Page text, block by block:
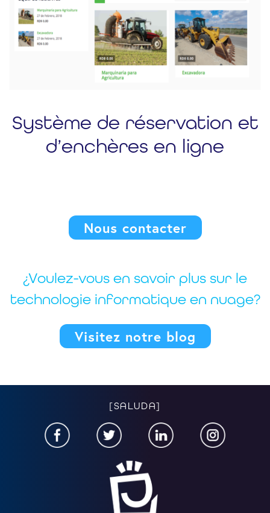
Système de réservation et
d’enchères en ligne
Nous contacter
¿Voulez-vous en savoir plus sur le
technologie informatique en nuage?
Visitez notre blog
[SALUDA]